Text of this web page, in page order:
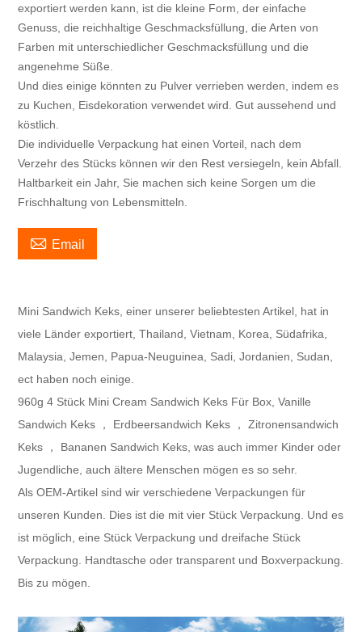
exportiert werden kann, ist die kleine Form, der einfache
Genuss, die reichhaltige Geschmacksfüllung, die Arten von
Farben mit unterschiedlicher Geschmacksfüllung und die
angenehme Süße.
Und dies einige könnten zu Pulver verrieben werden, indem es
zu Kuchen, Eisdekoration verwendet wird. Gut aussehend und
köstlich.
Die individuelle Verpackung hat einen Vorteil, nach dem
Verzehr des Stücks können wir den Rest versiegeln, kein Abfall.
Haltbarkeit ein Jahr, Sie machen sich keine Sorgen um die
Frischhaltung von Lebensmitteln.
 Email
Mini Sandwich Keks, einer unserer beliebtesten Artikel, hat in
viele Länder exportiert, Thailand, Vietnam, Korea, Südafrika,
Malaysia, Jemen, Papua-Neuguinea, Sadi, Jordanien, Sudan,
ect haben noch einige.
960g 4 Stück Mini Cream Sandwich Keks Für Box, Vanille
Sandwich Keks ， Erdbeersandwich Keks ， Zitronensandwich
Keks ， Bananen Sandwich Keks, was auch immer Kinder oder
Jugendliche, auch ältere Menschen mögen es so sehr.
Als OEM-Artikel sind wir verschiedene Verpackungen für
unseren Kunden. Dies ist die mit vier Stück Verpackung. Und es
ist möglich, eine Stück Verpackung und dreifache Stück
Verpackung. Handtasche oder transparent und Boxverpackung.
Bis zu mögen.